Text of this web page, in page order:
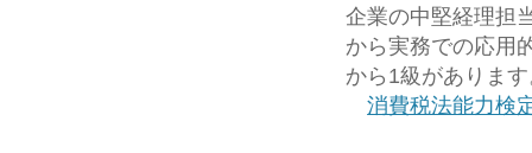
企業の中堅経理担
から実務での応用
から1級がありま
消費税法能力検